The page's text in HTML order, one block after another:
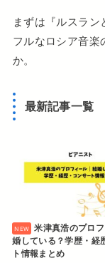
まずは『ルスラ
フルなロシア音楽
か。
最新記事一覧
米津真浩のプロ
婚している？学歴・経
ト情報まとめ